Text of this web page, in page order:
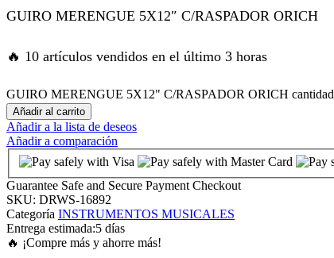
al
al
GUIRO MERENGUE 5X12″ C/RASPADOR ORICH
🔥 10 artículos vendidos en el último 3 horas
GUIRO MERENGUE 5X12" C/RASPADOR ORICH cantidad
Añadir al carrito
Añadir a la lista de deseos
Añadir a comparación
Guarantee Safe and Secure Payment Checkout
SKU: DRWS-16892
Categoría INSTRUMENTOS MUSICALES
Entrega estimada:5 días
🔥 ¡Compre más y ahorre más!